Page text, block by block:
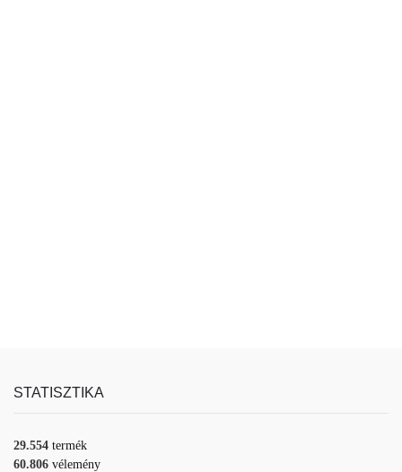
STATISZTIKA
29.554 termék
60.806 vélemény